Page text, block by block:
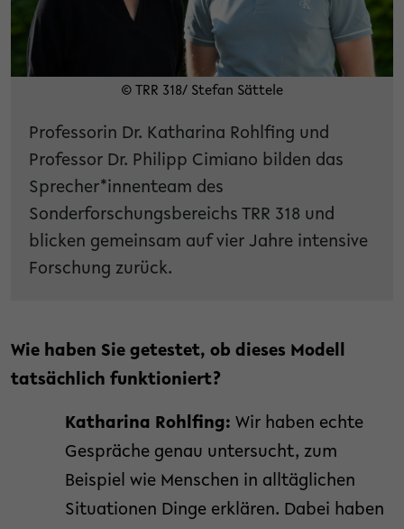
© TRR 318/ Stefan Sättele
Professorin Dr. Katharina Rohlfing und
Professor Dr. Philipp Cimiano bilden das
Sprecher*innenteam des
Sonderforschungsbereichs TRR 318 und
blicken gemeinsam auf vier Jahre intensive
Forschung zurück.
Wie haben Sie getestet, ob dieses Modell
tatsächlich funktioniert?
Katharina Rohlfing: Wir haben echte
Gespräche genau untersucht, zum
Beispiel wie Menschen in alltäglichen
Situationen Dinge erklären. Dabei haben